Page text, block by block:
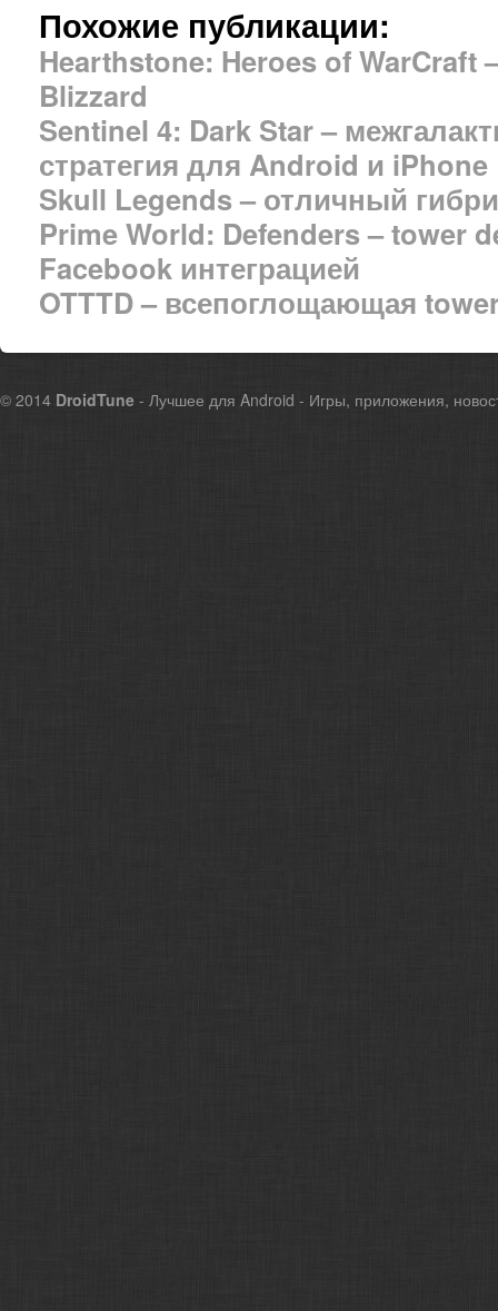
Похожие публикации:
Hearthstone: Heroes of WarCraft
Blizzard
Sentinel 4: Dark Star –
стратегия для Android и iPhone
Skull Legends – отличный
Prime World: Defenders – tower
Facebook интеграцией
OTTTD – всепоглощающая
© 2014 DroidTune - Лучшее для Android - Игры, приложения,